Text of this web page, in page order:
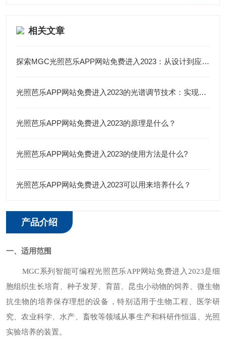
相关文章
探索MGC光照芭乐APP网站免费进入2023：从设计到应用的全面剖析
光照芭乐APP网站免费进入2023的光谱调节技术：实现精准光照管理
光照芭乐APP网站免费进入2023的原理是什么？
光照芭乐APP网站免费进入2023的使用方法是什么?
光照芭乐APP网站免费进入2023可以用来培养什么？
产品介绍
一、适用范围
MGC系列智能可编程光照芭乐APP网站免费进入2023是细
胞组织生长培育、种子发芽、育苗、昆虫小动物的饲养、微生物
抗生物的培养保存理想的设备，特别适用于生物工程、医学研
究、农业科学、水产、畜牧等领域从事生产和科研作恒温、光照
实验培养的装置。